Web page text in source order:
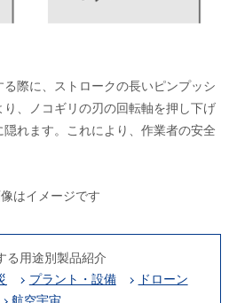
際に、ストロークの長いピンプッシ
、ノコギリの刃の回転軸を押し下げ
れます。これにより、作業者の安全
はイメージです
る用途別製品紹介
プラント・設備
ドローン